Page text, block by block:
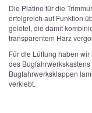
Die Platine für die
erfolgreich auf Funktion
gelötet, die damit
transparentem Harz
Für die Lüftung haben
des
Bugfahrwerksklappen
verklebt.